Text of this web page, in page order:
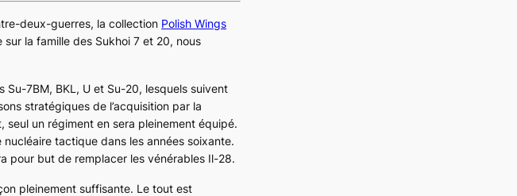
deux-guerres, la collection Polish Wings
sur la famille des Sukhoi 7 et 20, nous
Su-7BM, BKL, U et Su-20, lesquels suivent
stratégiques de l’acquisition par la
un régiment en sera pleinement équipé.
tactique dans les années soixante.
pour but de remplacer les vénérables Il-28.
pleinement suffisante. Le tout est